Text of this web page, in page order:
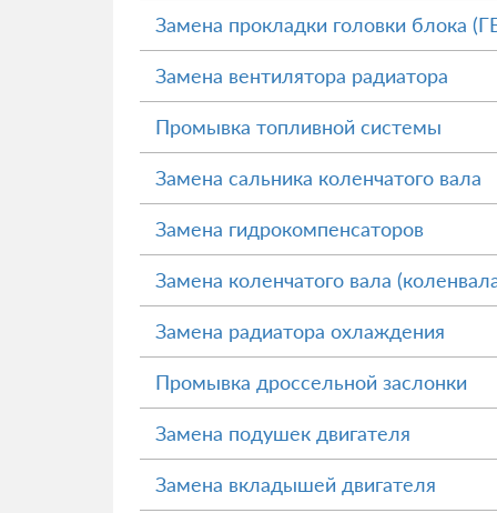
Замена прокладки головки блока
Замена вентилятора радиатора
Промывка топливной системы
Замена сальника коленчатого вала
Замена гидрокомпенсаторов
Замена коленчатого вала
Замена радиатора охлаждения
Промывка дроссельной заслонки
Замена подушек двигателя
Замена вкладышей двигателя